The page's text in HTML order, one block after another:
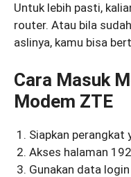
Untuk lebih pasti,
router. Atau bila
aslinya, kamu bisa
Cara Masuk
Modem ZTE
Siapkan perangkat
Akses halaman
Gunakan data